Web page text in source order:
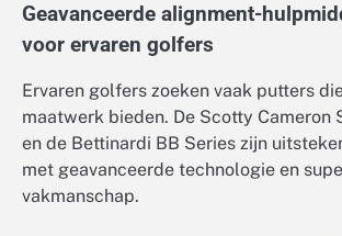
Geavanceerde alignment-
voor ervaren golfers
Ervaren golfers zoeken vaak putters
maatwerk bieden. De Scotty Cameron
en de Bettinardi BB Series zijn
met geavanceerde technologie en
vakmanschap.